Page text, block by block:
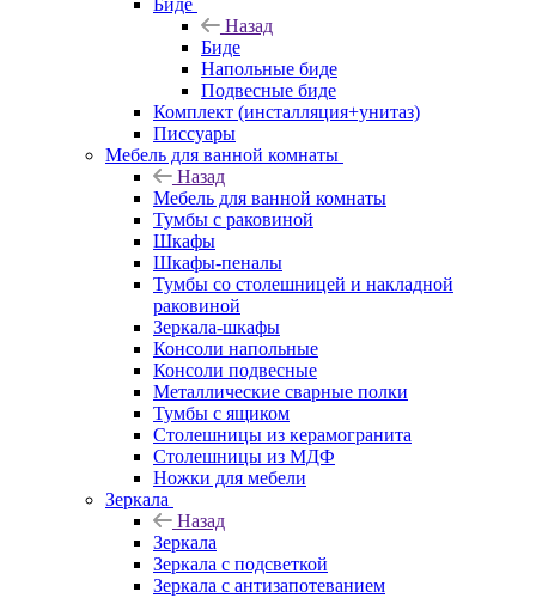
Биде
Назад
Биде
Напольные биде
Подвесные биде
Комплект (инсталляция+унитаз)
Писсуары
Мебель для ванной комнаты
Назад
Мебель для ванной комнаты
Тумбы с раковиной
Шкафы
Шкафы-пеналы
Тумбы со столешницей и накладной
раковиной
Зеркала-шкафы
Консоли напольные
Консоли подвесные
Металлические сварные полки
Тумбы с ящиком
Столешницы из керамогранита
Столешницы из МДФ
Ножки для мебели
Зеркала
Назад
Зеркала
Зеркала с подсветкой
Зеркала с антизапотеванием